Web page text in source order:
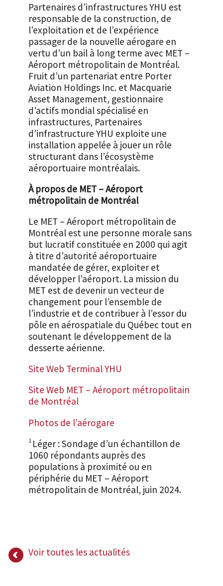
Partenaires d’infrastructures YHU est
responsable de la construction, de
l’exploitation et de l’expérience
passager de la nouvelle aérogare en
vertu d’un bail à long terme avec MET –
Aéroport métropolitain de Montréal.
Fruit d’un partenariat entre Porter
Aviation Holdings Inc. et Macquarie
Asset Management, gestionnaire
d’actifs mondial spécialisé en
infrastructures, Partenaires
d’infrastructure YHU exploite une
installation appelée à jouer un rôle
structurant dans l’écosystème
aéroportuaire montréalais.
À propos de MET – Aéroport
métropolitain de Montréal
Le MET – Aéroport métropolitain de
Montréal est une personne morale sans
but lucratif constituée en 2000 qui agit
à titre d’autorité aéroportuaire
mandatée de gérer, exploiter et
développer l’aéroport. La mission du
MET est de devenir un vecteur de
changement pour l’ensemble de
l’industrie et de contribuer à l’essor du
pôle en aérospatiale du Québec tout en
soutenant le développement de la
desserte aérienne.
Site Web Terminal YHU
Site Web MET – Aéroport métropolitain
de Montréal
Photos de l’aérogare
1 Léger : Sondage d’un échantillon de
1060 répondants auprès des
populations à proximité ou en
périphérie du MET – Aéroport
métropolitain de Montréal, juin 2024.
Voir toutes les actualités